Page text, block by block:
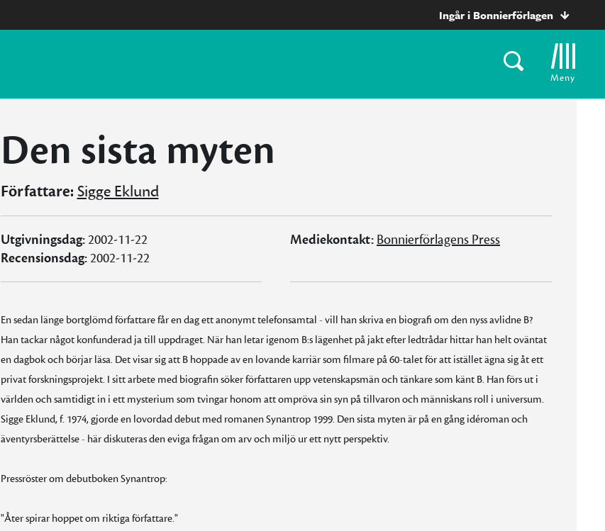
Ingår i Bonnierförlagen
Meny
Den sista myten
Författare:Sigge Eklund
Utgivningsdag:2002-11-22
Recensionsdag:2002-11-22
Mediekontakt: Bonnierförlagens Press
En sedan länge bortglömd författare får en dag ett anonymt telefonsamtal - vill han skriva en biografi om den nyss avlidne B?
Han tackar något konfunderad ja till uppdraget. När han letar igenom B:s lägenhet på jakt efter ledtrådar hittar han helt oväntat
en dagbok och börjar läsa. Det visar sig att B hoppade av en lovande karriär som filmare på 60-talet för att istället ägna sig åt ett
privat forskningsprojekt. I sitt arbete med biografin söker författaren upp vetenskapsmän och tänkare som känt B. Han förs ut i
världen och samtidigt in i ett mysterium som tvingar honom att ompröva sin syn på tillvaron och människans roll i universum.
Sigge Eklund, f. 1974, gjorde en lovordad debut med romanen Synantrop 1999. Den sista myten är på en gång idéroman och
äventyrsberättelse - här diskuteras den eviga frågan om arv och miljö ur ett nytt perspektiv.
Pressröster om debutboken Synantrop:
"Åter spirar hoppet om riktiga författare."